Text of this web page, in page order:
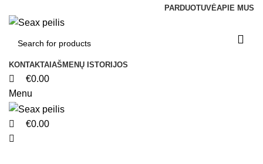
PARDUOTUVĖAPIE MUS
KONTAKTAI AŠMENŲ ISTORIJOS
€0.00
Menu
€0.00